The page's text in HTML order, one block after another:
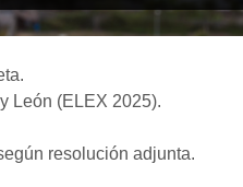
León (ELEX 2025).
resolución adjunta.